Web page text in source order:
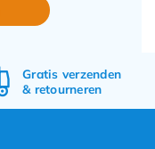
Gratis verzenden
& retourneren